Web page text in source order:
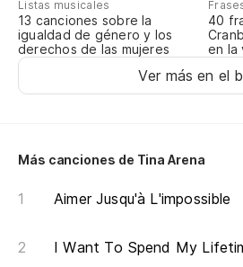
Listas musicales
13 canciones sobre la
igualdad de género y los
derechos de las mujeres
40
en la
Ver más en el
Más canciones de Tina Arena
Aimer Jusqu'à L'impossible
I Want To Spend My